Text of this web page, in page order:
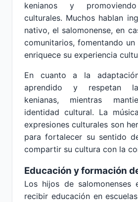
kenianos y
culturales. Muchos hablan
nativo, el salomonense, en
comunitarios, fomentando
enriquece su experiencia
En cuanto a la
aprendido y respetan
kenianas, mientras
identidad cultural. La
expresiones culturales son
para fortalecer su sentido
compartir su cultura con la
Educación y formación
Los hijos de salomonenses
recibir educación en